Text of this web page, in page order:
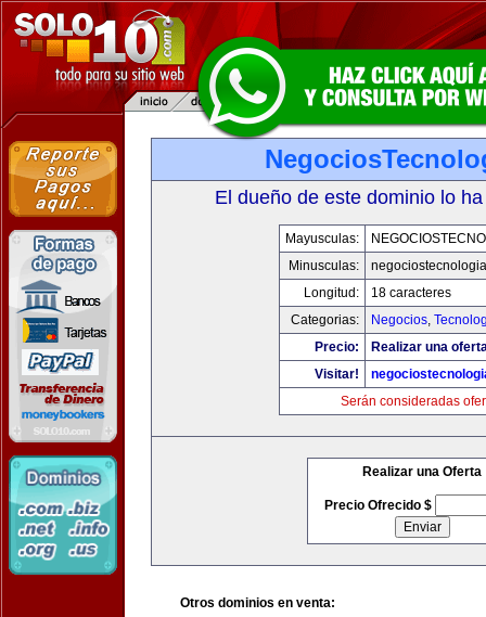
El dueño de este dominio lo
Mayusculas:
Minusculas:
Longitud:
18 caracteres
Categorias:
Negocios,
Precio:
Realizar una
Visitar!
Serán consideradas
Realizar una Oferta
Precio Ofrecido $
Otros dominios en venta: